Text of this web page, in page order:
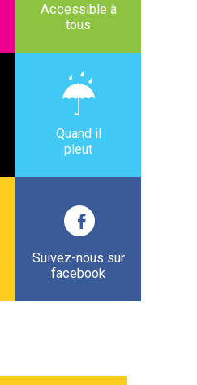
Accessible à
tous
Quand il
pleut
Suivez-nous sur
facebook